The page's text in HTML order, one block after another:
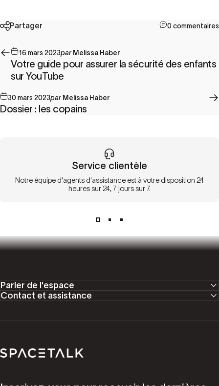
Partager 0 commentaires
16 mars 2023par Melissa Haber
Votre guide pour assurer la sécurité des enfants
sur YouTube
30 mars 2023par Melissa Haber
Dossier : les copains
Service clientèle
Notre équipe d'agents d'assistance est à votre disposition 24
heures sur 24, 7 jours sur 7.
Parler de l'espace
Contact et assistance
Parler de l'espace